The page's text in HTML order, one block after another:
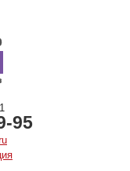
95